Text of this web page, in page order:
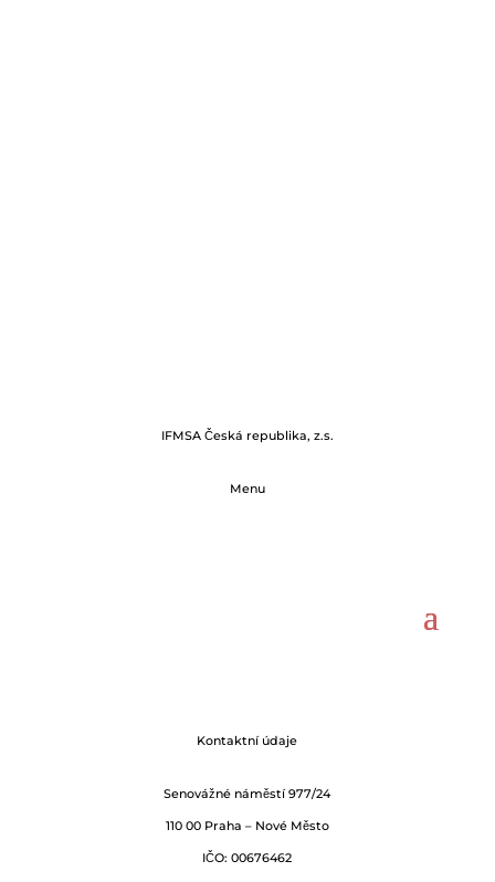
IFMSA Česká republika, z.s.
Menu
Kontaktní údaje
Senovážné náměstí 977/24
110 00 Praha – Nové Město
IČO: 00676462